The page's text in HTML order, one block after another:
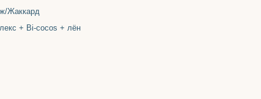
Жаккард
+ Bi-cocos + лён